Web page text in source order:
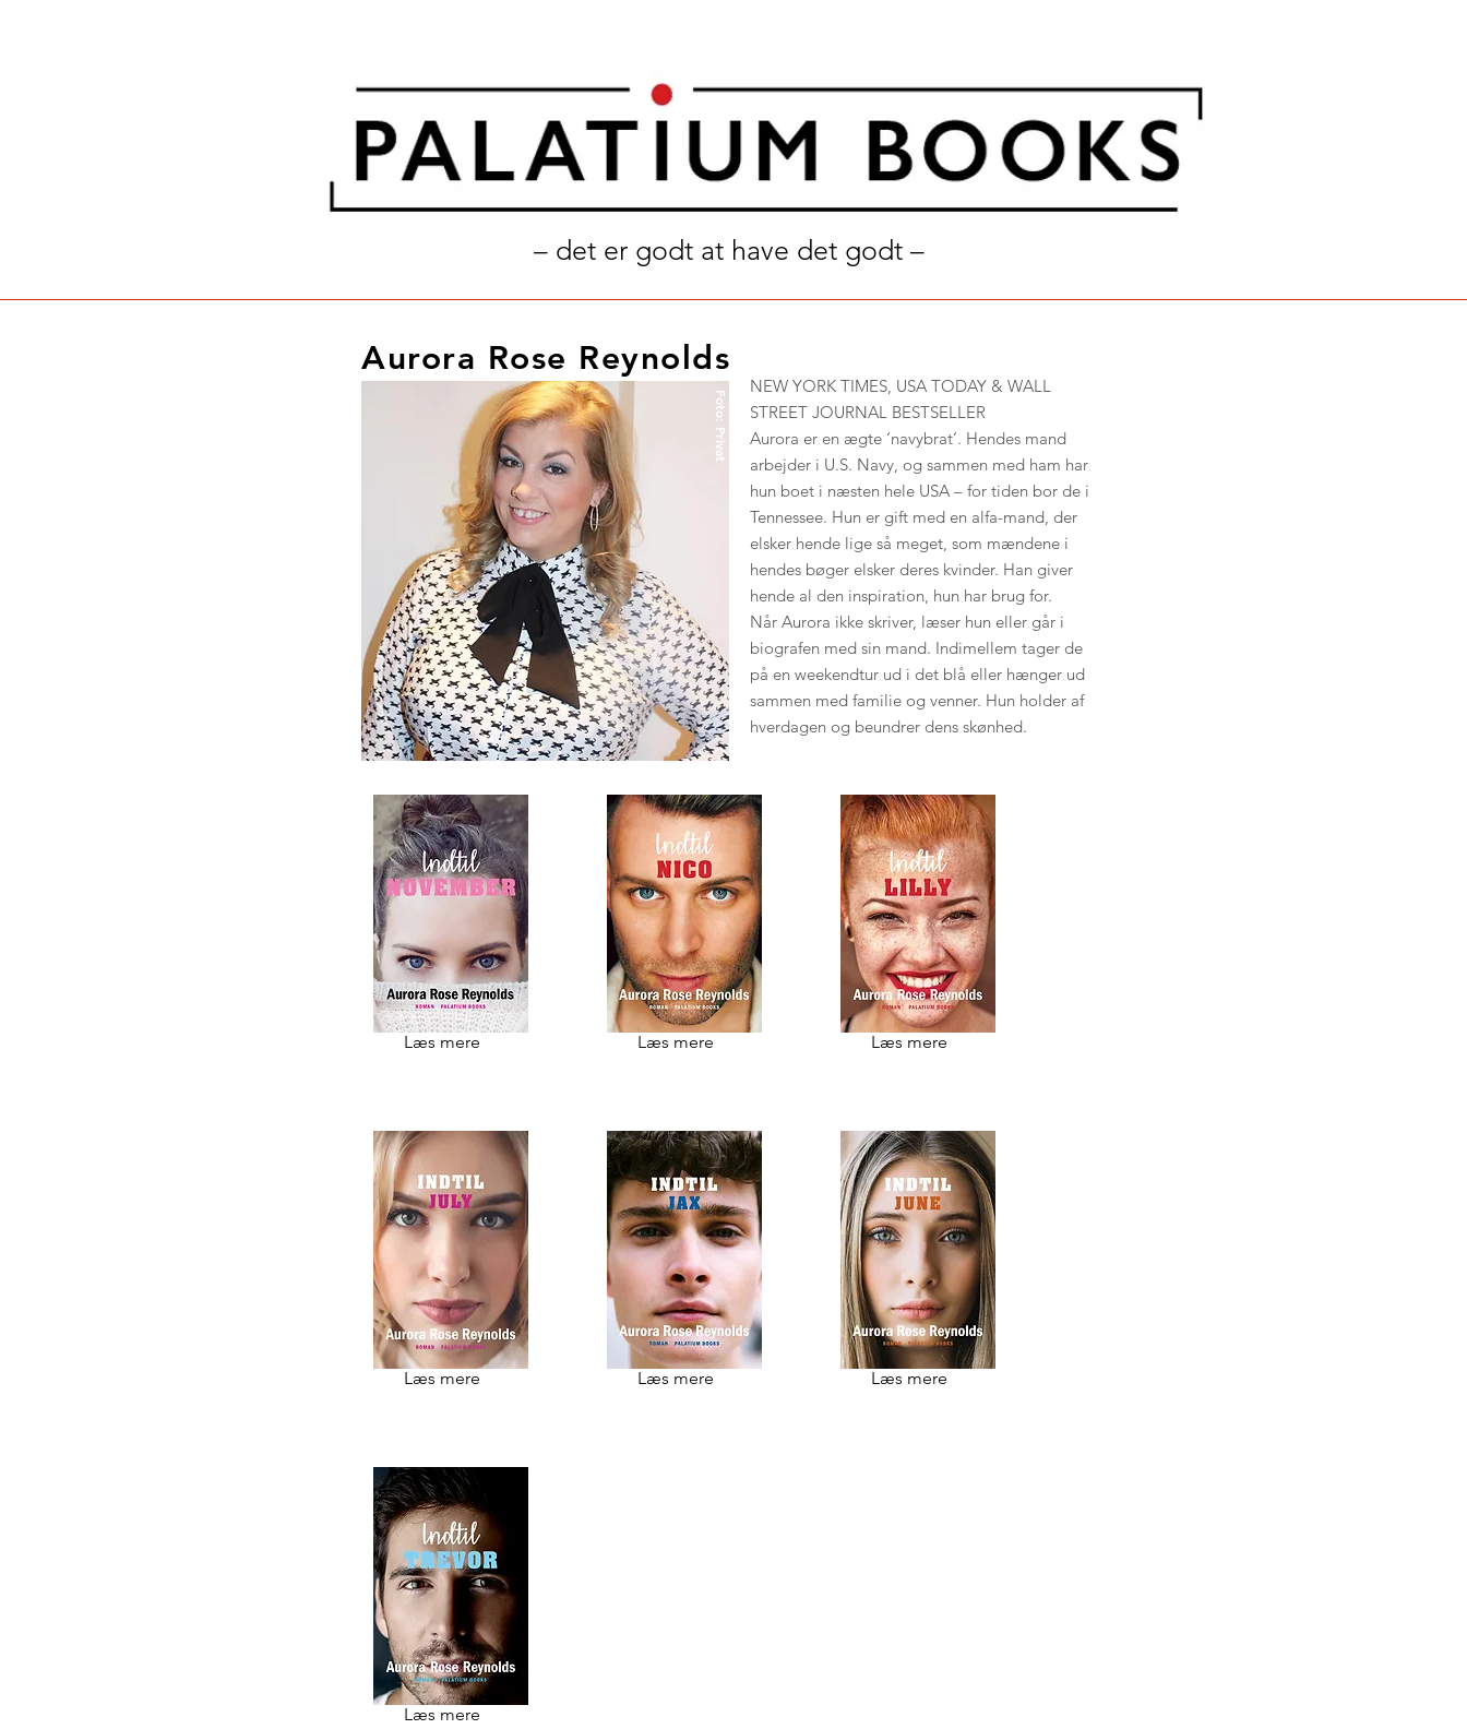
– det er godt at have det godt –
Aurora Rose Reynolds
Foto: Privat
NEW YORK TIMES, USA TODAY & WALL
STREET JOURNAL BESTSELLER
Aurora er en ægte ‘navybrat’. Hendes mand
arbejder i U.S. Navy, og sammen med ham har
hun boet i næsten hele USA – for tiden bor de i
Tennessee. Hun er gift med en alfa-mand, der
elsker hende lige så meget, som mændene i
hendes bøger elsker deres kvinder. Han giver
hende al den inspiration, hun har brug for.
Når Aurora ikke skriver, læser hun eller går i
biografen med sin mand. Indimellem tager de
på en weekendtur ud i det blå eller hænger ud
sammen med familie og venner. Hun holder af
hverdagen og beundrer dens skønhed.
Læs mere
Læs mere
Læs mere
Læs mere
Læs mere
Læs mere
Læs mere